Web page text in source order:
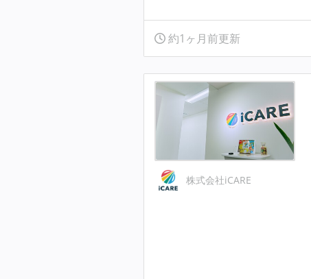
約1ヶ月前更新
株式会社iCARE